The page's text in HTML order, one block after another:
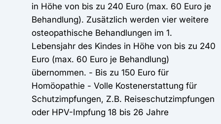
in Höhe von bis zu 240 Euro (max. 60 Euro je
Behandlung). Zusätzlich werden vier weitere
osteopathische Behandlungen im 1.
Lebensjahr des Kindes in Höhe von bis zu 240
Euro (max. 60 Euro je Behandlung)
übernommen. - Bis zu 150 Euro für
Homöopathie - Volle Kostenerstattung für
Schutzimpfungen, Z.B. Reiseschutzimpfungen
oder HPV-Impfung 18 bis 26 Jahre